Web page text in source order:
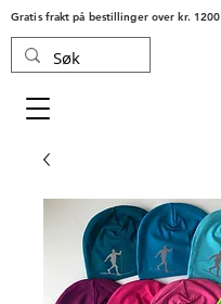
Gratis frakt på bestillinger over kr. 1200